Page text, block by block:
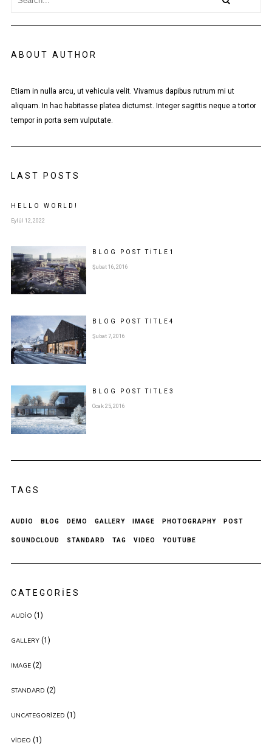
ABOUT AUTHOR
Etiam in nulla arcu, ut vehicula velit. Vivamus dapibus rutrum mi ut
aliquam. In hac habitasse platea dictumst. Integer sagittis neque a tortor
tempor in porta sem vulputate.
LAST POSTS
HELLO WORLD!
Eylül 12, 2022
BLOG POSTTITLE 1
Şubat 16, 2016
BLOG POSTTITLE 4
Şubat 7, 2016
BLOG POSTTITLE 3
Ocak 25, 2016
TAGS
AUDIO BLOG DEMO GALLERY IMAGE PHOTOGRAPHY POST
SOUNDCLOUD STANDARD TAG VIDEO YOUTUBE
CATEGORIES
AUDIO (1)
GALLERY(1)
IMAGE(2)
STANDARD (2)
UNCATEGORIZED (1)
VIDEO (1)